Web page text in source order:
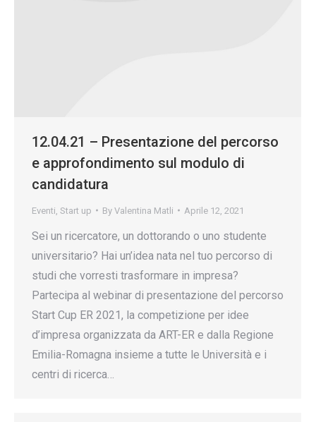
12.04.21 – Presentazione del percorso
e approfondimento sul modulo di
candidatura
Eventi Start up By Valentina Matli Aprile 12, 2021
Sei un ricercatore, un dottorando o uno studente
universitario? Hai un’idea nata nel tuo percorso di
studi che vorresti trasformare in impresa?
Partecipa al webinar di presentazione del percorso
Start Cup ER 2021, la competizione per idee
d’impresa organizzata da ART-ER e dalla Regione
Emilia-Romagna insieme a tutte le Università e i
centri di ricerca…